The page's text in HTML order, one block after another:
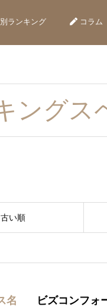
ランキング コラム
ングス
古い順
名 ビズコンフォ